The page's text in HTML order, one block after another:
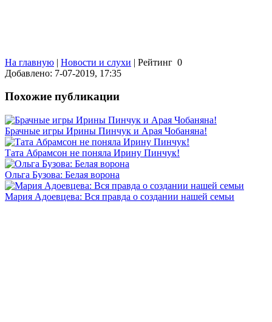
На главную | Новости и слухи | Рейтинг 0
Добавлено: 7-07-2019, 17:35
Похожие публикации
Брачные игры Ирины Пинчук и Арая Чобаняна!
Тата Абрамсон не поняла Ирину Пинчук!
Ольга Бузова: Белая ворона
Мария Адоевцева: Вся правда о создании нашей семьи